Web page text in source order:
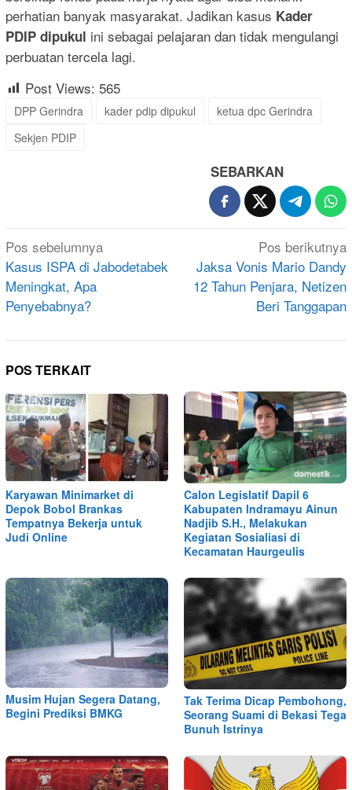
perhatian banyak masyarakat. Jadikan kasus Kader
PDIP dipukul ini sebagai pelajaran dan tidak mengulangi
perbuatan tercela lagi.
Post Views: 565
DPP Gerindra kader pdip dipukul
ketua dpc Gerindra
Sekjen PDIP
SEBARKAN
Navigasi
pos
Pos sebelumnya
Kasus ISPA di Jabodetabek
Meningkat, Apa
Penyebabnya?
Pos berikutnya
Jaksa Vonis Mario Dandy
12 Tahun Penjara, Netizen
Beri Tanggapan
POS TERKAIT
Karyawan Minimarket di
Depok Bobol Brankas
Tempatnya Bekerja untuk
Judi Online
Calon Legislatif Dapil 6
Kabupaten Indramayu Ainun
Nadjib S.H., Melakukan
Kegiatan Sosialiasi di
Kecamatan Haurgeulis
Musim Hujan Segera Datang,
Begini Prediksi BMKG
Tak Terima Dicap Pembohong,
Seorang Suami di Bekasi Tega
Bunuh Istrinya